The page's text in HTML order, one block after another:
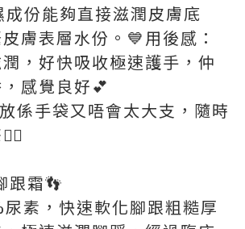
份能夠直接滋潤皮膚底
膚表層水份。💙用後感：
，好快吸收極速護手，仲
感覺良好💕
係手袋又唔會太大支，隨時
跟霜👣
素，快速軟化腳跟粗糙厚